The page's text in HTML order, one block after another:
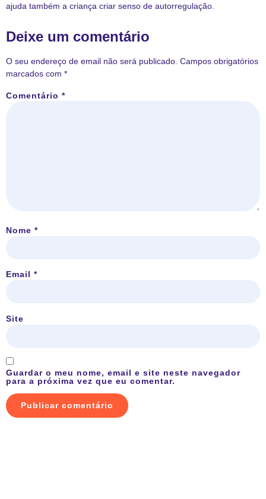
ajuda também a criança criar senso de autorregulação.
Deixe um comentário
O seu endereço de email não será publicado. Campos obrigatórios
marcados com *
Comentário *
Nome *
Email *
Site
Guardar o meu nome, email e site neste navegador
para a próxima vez que eu comentar.